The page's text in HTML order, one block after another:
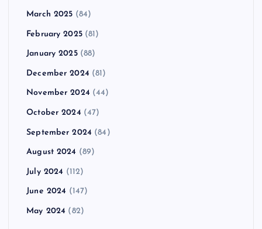
March 2025 (84)
February 2025(81)
January 2025(88)
December 2024 (81)
November 2024 (44)
October 2024 (47)
September 2024 (84)
August 2024 (89)
July 2024 (112)
June 2024 (147)
May 2024 (82)